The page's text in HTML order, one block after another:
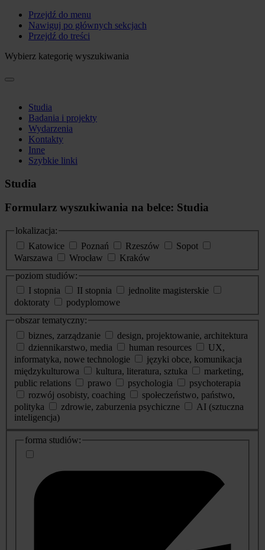
Przejdź do menu
Nawiguj po głównych sekcjach
Przejdź do treści
Wybierz kategorię wyszukiwania
Studia
Badania i projekty
Wydarzenia
Kontakty
Inne
Szybkie linki
Studia
Formularz wyszukiwania na belce: Studia
lokalizacja:
Katowice
Poznań Rzeszów
Sopot
Warszawa
Wrocław
Kraków
poziom studiów:
I stopnia
II stopnia
jednolite magisterskie
doktoraty
podyplomowe
obszar tematyczny:
biznes, zarządzanie
design, projektowanie, architektura
dziennikarstwo, media
human resources
UX,
informatyka, nowe technologie
języki obce, komunikacja
międzykulturowa
kultura, literatura, sztuka
marketing,
public relations
prawo psychologia
psychoterapia
rozwój osobisty, coaching
społeczeństwo, państwo,
polityka
zdrowie, zaburzenia psychiczne
AI (sztuczna
inteligencja)
dodatkowe
informacje
forma studiów: